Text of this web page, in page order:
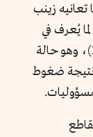
زينب
يُعرف في
علم النفس بالاحتراق النفسي (Burnout)، وهو حالة
نتيجة ضغوط